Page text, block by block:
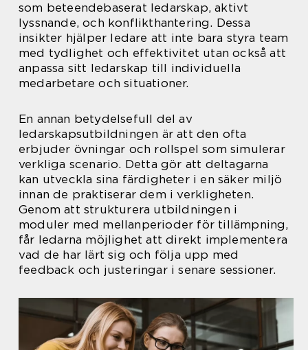
som beteendebaserat ledarskap, aktivt
lyssnande, och konflikthantering. Dessa
insikter hjälper ledare att inte bara styra team
med tydlighet och effektivitet utan också att
anpassa sitt ledarskap till individuella
medarbetare och situationer.
En annan betydelsefull del av
ledarskapsutbildningen är att den ofta
erbjuder övningar och rollspel som simulerar
verkliga scenario. Detta gör att deltagarna
kan utveckla sina färdigheter i en säker miljö
innan de praktiserar dem i verkligheten.
Genom att strukturera utbildningen i
moduler med mellanperioder för tillämpning,
får ledarna möjlighet att direkt implementera
vad de har lärt sig och följa upp med
feedback och justeringar i senare sessioner.